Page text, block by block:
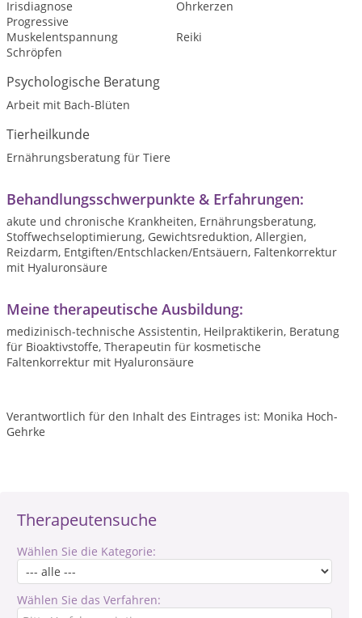
Therapeutensuche
Wählen Sie die Kategorie:
Wählen Sie das Verfahren:
Irisdiagnose
Ohrkerzen
Progressive
Muskelentspannung
Reiki
Schröpfen
Psychologische Beratung
Arbeit mit Bach-Blüten
Tierheilkunde
Ernährungsberatung für Tiere
Behandlungsschwerpunkte & Erfahrungen:
akute und chronische Krankheiten, Ernährungsberatung,
Stoffwechseloptimierung, Gewichtsreduktion, Allergien,
Reizdarm, Entgiften/Entschlacken/Entsäuern, Faltenkorrektur
mit Hyaluronsäure
Meine therapeutische Ausbildung:
medizinisch-technische Assistentin, Heilpraktikerin, Beratung
für Bioaktivstoffe, Therapeutin für kosmetische
Faltenkorrektur mit Hyaluronsäure
Verantwortlich für den Inhalt des Eintrages ist: Monika Hoch-
Gehrke